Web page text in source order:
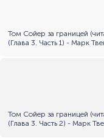
Том Сойер за границей
(Глава 3. Часть 1) - Марк
Том Сойер за границей
(Глава 3. Часть 2) - Марк